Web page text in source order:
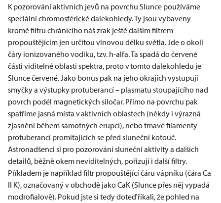
K pozorování aktivních jevů na povrchu Slunce používáme
speciální chromosférické dalekohledy. Ty jsou vybaveny
kromě filtru chránícího náš zrak ještě dalším filtrem
propouštějícím jen určitou vlnovou délku světla. Jde o okolí
čáry ionizovaného vodíku, tzv. h-alfa. Ta spadá do červené
části viditelné oblasti spektra, proto v tomto dalekohledu je
Slunce červené. Jako bonus pak na jeho okrajích vystupují
smyčky a výstupky protuberancí – plasmatu stoupajícího nad
povrch podél magnetických siločar. Přímo na povrchu pak
spatříme jasná místa v aktivních oblastech (někdy i výrazná
zjasnění během samotných erupcí), nebo tmavé filamenty
protuberancí promítajících se před sluneční kotouč.
Astronadšenci si pro pozorování sluneční aktivity a dalších
detailů, běžně okem neviditelných, pořizují i další filtry.
Příkladem je například filtr propouštějícíčáru vápníku (čára Ca
II K), označovaný v obchodě jako CaK (Slunce přes něj vypadá
modrofialově). Pokud jste si tedy doteď říkali, že pohled na